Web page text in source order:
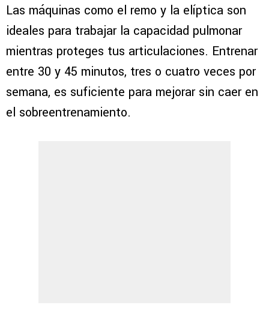
Las máquinas como el remo y la elíptica son
ideales para trabajar la capacidad pulmonar
mientras proteges tus articulaciones. Entrenar
entre 30 y 45 minutos, tres o cuatro veces por
semana, es suficiente para mejorar sin caer en
el sobreentrenamiento.